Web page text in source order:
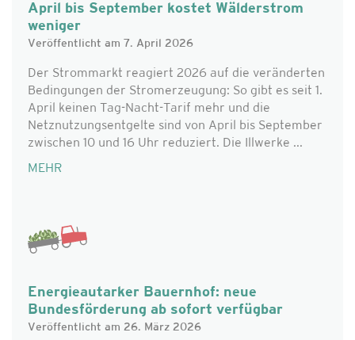
April bis September kostet Wälderstrom
weniger
Veröffentlicht am 7. April 2026
Der Strommarkt reagiert 2026 auf die veränderten
Bedingungen der Stromerzeugung: So gibt es seit 1.
April keinen Tag-Nacht-Tarif mehr und die
Netznutzungsentgelte sind von April bis September
zwischen 10 und 16 Uhr reduziert. Die Illwerke ...
MEHR
Energieautarker Bauernhof: neue
Bundesförderung ab sofort verfügbar
Veröffentlicht am 26. März 2026